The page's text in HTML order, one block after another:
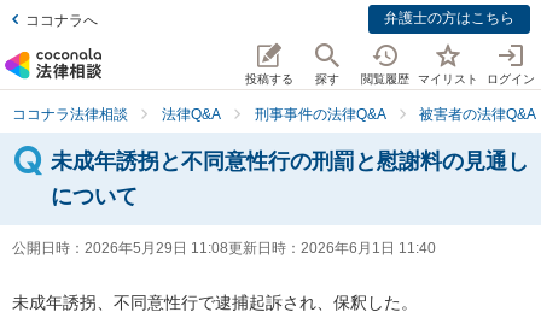
ココナラへ 弁護士の方はこちら
投稿する 探す 閲覧履歴 マイリスト ログイン
ココナラ法律相談 法律Q&A 刑事事件の法律Q&A 被害者の法律Q&A
未成年誘拐と不同意性行の刑罰と慰謝料の見通し
について
公開日時： 2026年5月29日 11:08更新日時： 2026年6月1日 11:40
未成年誘拐、不同意性行で逮捕起訴され、保釈した。